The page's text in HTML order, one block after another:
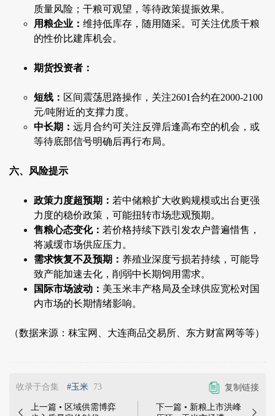
质量风险；干粮可观望，等待政策提振效果。
用粮企业： 维持低库存，随用随采。可关注优质干粮
的性价比建库机会。
期货投资者：
短线： 区间震荡思路操作，关注2601合约在2000-2100
元/吨附近的支撑力度。
中长期： 远月合约可关注反弹后逢高布空的机会，或
等待底部信号明确后再行布局。
六、风险提示
政策力度超预期： 若中储粮扩大收购规模或出台更强
力度的稳价政策，可能扭转市场悲观预期。
售粮心态变化： 若价格持续下跌引发农户普遍惜售，
将减缓市场供应压力。
需求恢复不及预期： 养殖业深度亏损若持续，可能导
致产能加速去化，削弱中长期饲用需求。
国际市场波动： 美玉米丰产格局及全球供应宽松对国
内市场的长期情绪影响。
（数据来源：秣宝网、大连商品交易所、东方财富网等等）
收录于合集 #玉米 73 复制链接

上一篇 • 区域供需博弈
下一篇 • 新粮上市洪峰
